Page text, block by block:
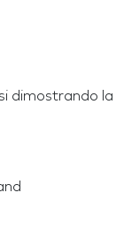
dimostrando la